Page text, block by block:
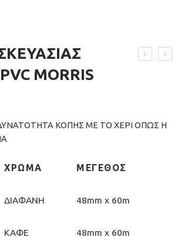
MORRIS
ΚΟΠΗΣ ΜΕ ΤΟ ΧΕΡΙ ΟΠΩΣ Η
ΧΡΩΜΑ ΜΕΓΕΘΟΣ
ΔΙΑΦΑΝΗ 48mm χ 60m
ΚΑΦΕ 48mm χ 60m